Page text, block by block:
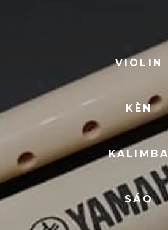
VIOLIN
KÈN
KALIMBA
SÁO